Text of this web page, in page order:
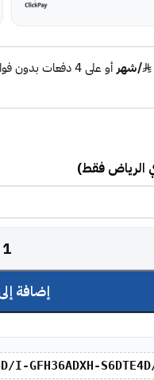
الرياض فقط)
إضافة
I-GFH36ADXH-